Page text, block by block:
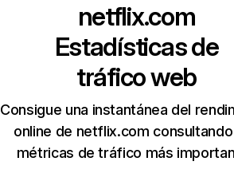
netflix.com
Estadísticas de
tráfico web
Consigue una instantánea del
online de netflix.com
métricas de tráfico más